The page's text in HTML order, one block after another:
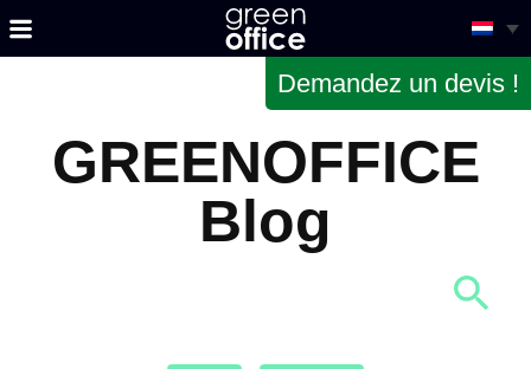
Demandez un devis !
GREENOFFICE
Blog